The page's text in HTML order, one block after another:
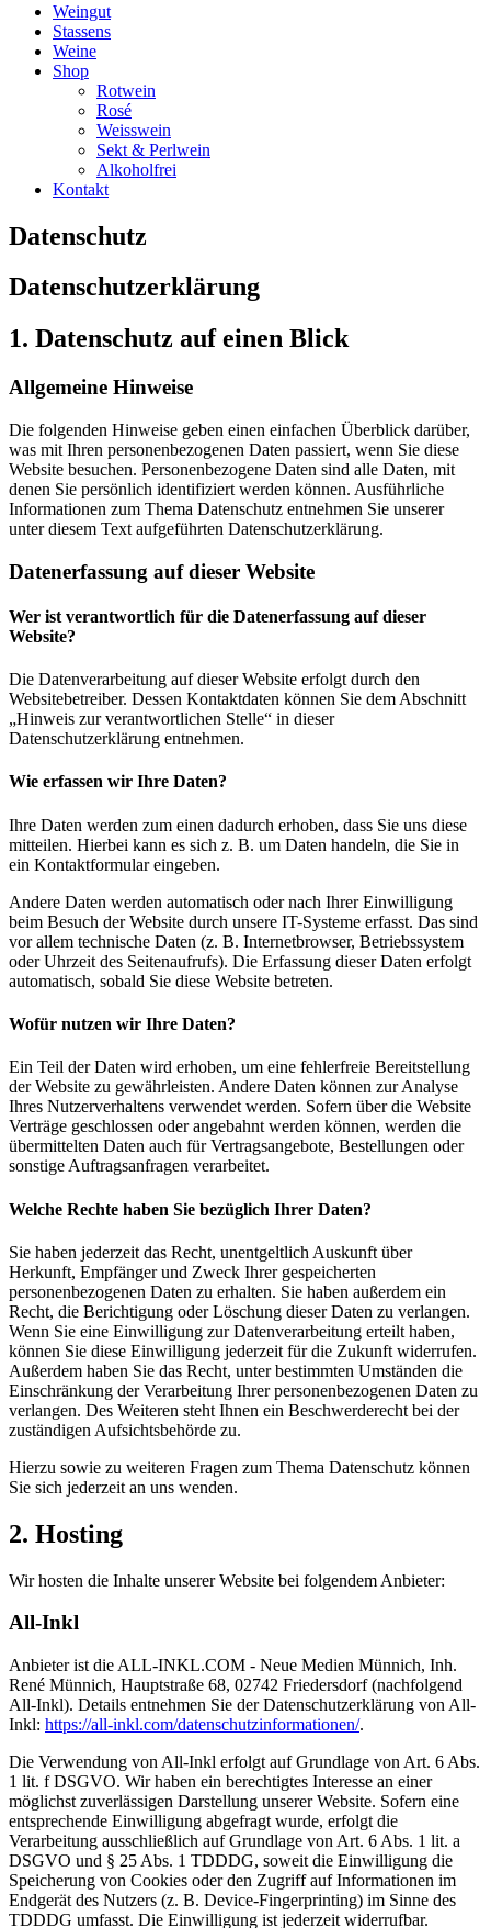
Weingut
Stassens
Weine
Shop
Rotwein
Rosé
Weisswein
Sekt & Perlwein
Alkoholfrei
Kontakt
Datenschutz
Datenschutzerklärung
1. Datenschutz auf einen Blick
Allgemeine Hinweise
Die folgenden Hinweise geben einen einfachen Überblick darüber,
was mit Ihren personenbezogenen Daten passiert, wenn Sie diese
Website besuchen. Personenbezogene Daten sind alle Daten, mit
denen Sie persönlich identifiziert werden können. Ausführliche
Informationen zum Thema Datenschutz entnehmen Sie unserer
unter diesem Text aufgeführten Datenschutzerklärung.
Datenerfassung auf dieser Website
Wer ist verantwortlich für die Datenerfassung auf dieser
Website?
Die Datenverarbeitung auf dieser Website erfolgt durch den
Websitebetreiber. Dessen Kontaktdaten können Sie dem Abschnitt
„Hinweis zur verantwortlichen Stelle“ in dieser
Datenschutzerklärung entnehmen.
Wie erfassen wir Ihre Daten?
Ihre Daten werden zum einen dadurch erhoben, dass Sie uns diese
mitteilen. Hierbei kann es sich z. B. um Daten handeln, die Sie in
ein Kontaktformular eingeben.
Andere Daten werden automatisch oder nach Ihrer Einwilligung
beim Besuch der Website durch unsere IT-Systeme erfasst. Das sind
vor allem technische Daten (z. B. Internetbrowser, Betriebssystem
oder Uhrzeit des Seitenaufrufs). Die Erfassung dieser Daten erfolgt
automatisch, sobald Sie diese Website betreten.
Wofür nutzen wir Ihre Daten?
Ein Teil der Daten wird erhoben, um eine fehlerfreie Bereitstellung
der Website zu gewährleisten. Andere Daten können zur Analyse
Ihres Nutzerverhaltens verwendet werden. Sofern über die Website
Verträge geschlossen oder angebahnt werden können, werden die
übermittelten Daten auch für Vertragsangebote, Bestellungen oder
sonstige Auftragsanfragen verarbeitet.
Welche Rechte haben Sie bezüglich Ihrer Daten?
Sie haben jederzeit das Recht, unentgeltlich Auskunft über
Herkunft, Empfänger und Zweck Ihrer gespeicherten
personenbezogenen Daten zu erhalten. Sie haben außerdem ein
Recht, die Berichtigung oder Löschung dieser Daten zu verlangen.
Wenn Sie eine Einwilligung zur Datenverarbeitung erteilt haben,
können Sie diese Einwilligung jederzeit für die Zukunft widerrufen.
Außerdem haben Sie das Recht, unter bestimmten Umständen die
Einschränkung der Verarbeitung Ihrer personenbezogenen Daten zu
verlangen. Des Weiteren steht Ihnen ein Beschwerderecht bei der
zuständigen Aufsichtsbehörde zu.
Hierzu sowie zu weiteren Fragen zum Thema Datenschutz können
Sie sich jederzeit an uns wenden.
2. Hosting
Wir hosten die Inhalte unserer Website bei folgendem Anbieter:
All-Inkl
Anbieter ist die ALL-INKL.COM - Neue Medien Münnich, Inh.
René Münnich, Hauptstraße 68, 02742 Friedersdorf (nachfolgend
All-Inkl). Details entnehmen Sie der Datenschutzerklärung von All-
Inkl: https://all-inkl.com/datenschutzinformationen/.
Die Verwendung von All-Inkl erfolgt auf Grundlage von Art. 6 Abs.
1 lit. f DSGVO. Wir haben ein berechtigtes Interesse an einer
möglichst zuverlässigen Darstellung unserer Website. Sofern eine
entsprechende Einwilligung abgefragt wurde, erfolgt die
Verarbeitung ausschließlich auf Grundlage von Art. 6 Abs. 1 lit. a
DSGVO und § 25 Abs. 1 TDDDG, soweit die Einwilligung die
Speicherung von Cookies oder den Zugriff auf Informationen im
Endgerät des Nutzers (z. B. Device-Fingerprinting) im Sinne des
TDDDG umfasst. Die Einwilligung ist jederzeit widerrufbar.